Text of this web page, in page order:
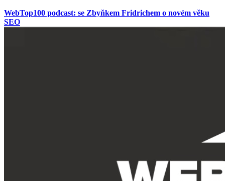
WebTop100 podcast: se Zbyňkem Fridrichem o novém věku
SEO